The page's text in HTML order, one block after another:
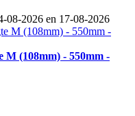
08-2026 en 17-08-2026
M (108mm) - 550mm -